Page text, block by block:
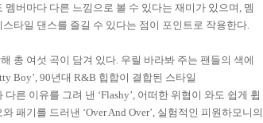
멤버마다 다른 느낌으로 볼 수 있다는 재미가 있으며 , 멤
타일 댄스를 즐길 수 있다는 점이 포인트로 작용한다.
총 여섯 곡이 담겨 있다. 우릴 바라봐 주는 팬들의 색에
Boy’, 90년대 R&B 힙합이 결합된 스타일
다른 이유를 그려 낸 ‘Flashy’, 어떠한 위협이 와도 쉽게 휩
패기를 드러낸 ‘Over And Over’, 실험적인 피원하모니의